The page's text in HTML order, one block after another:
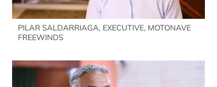
PILAR SALDARRIAGA, EXECUTIVE, MOTONAVE
FREEWINDS